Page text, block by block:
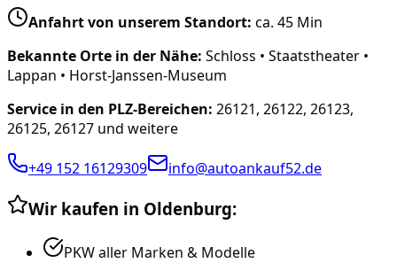
Anfahrt von unserem Standort: ca. 45 Min
Bekannte Orte in der Nähe: Schloss • Staatstheater •
Lappan • Horst-Janssen-Museum
Service in den PLZ-Bereichen: 26121, 26122, 26123,
26125, 26127 und weitere
+49 152 16129309 info@autoankauf52.de
Wir kaufen in Oldenburg:
PKW aller Marken & Modelle